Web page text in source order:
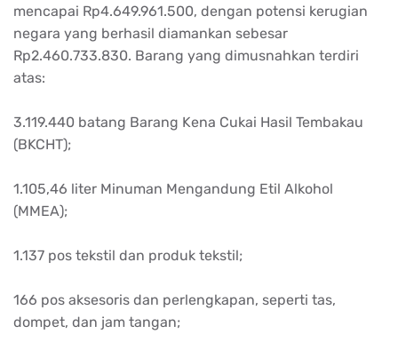
mencapai Rp4.649.961.500, dengan potensi kerugian
negara yang berhasil diamankan sebesar
Rp2.460.733.830. Barang yang dimusnahkan terdiri
atas:
3.119.440 batang Barang Kena Cukai Hasil Tembakau
(BKCHT);
1.105,46 liter Minuman Mengandung Etil Alkohol
(MMEA);
1.137 pos tekstil dan produk tekstil;
166 pos aksesoris dan perlengkapan, seperti tas,
dompet, dan jam tangan;